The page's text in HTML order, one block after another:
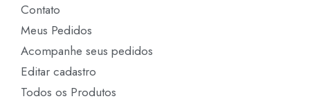
Contato
Meus Pedidos
Acompanhe seus pedidos
Editar cadastro
Todos os Produtos